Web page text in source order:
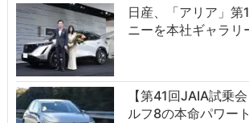
日産、「アリア」第
ニーを本社ギャラリ
【第41回JAIA試乗
ルフ8の本命パワー